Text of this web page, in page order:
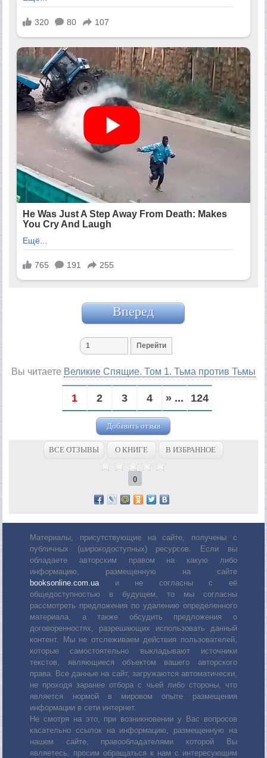
Вперед
Вы читаете Великие Спящие. Том 1. Тьма против Тьмы
1 2 3 4 » ... 124
Добавить отзыв
ВСЕ ОТЗЫВЫ О КНИГЕ В ИЗБРАННОЕ
0
Материалы, присутствующие на сайте, получены с
публичных (широкодоступных) ресурсов. Если вы
обладаете авторским правом на какую либо
информацию, размещенную на сайте
booksonline.com.ua и не согласны с её
общедоступностью в будущем, то мы согласны
рассмотреть предложения по удалению определенного
материала, а также обсудить предложения о
договоренностях, разрешающих использовать данный
контент. Мы не отслеживаем действия пользователей,
которые самостоятельно выкладывают источники
текстов, являющиеся объектом вашего авторского
права. Все данные на сайт, загружаются автоматически,
не проходя заранее отбора с чьей либо стороны, что
является нормой в мировом опыте размещения
информации в сети интернет.
Не смотря на это, при возникновении у Вас вопросов
касательно ссылок на информацию, размещенную на
нашем сайте, правообладателями которой Вы
являетесь, просим обращаться к нам с интересующим